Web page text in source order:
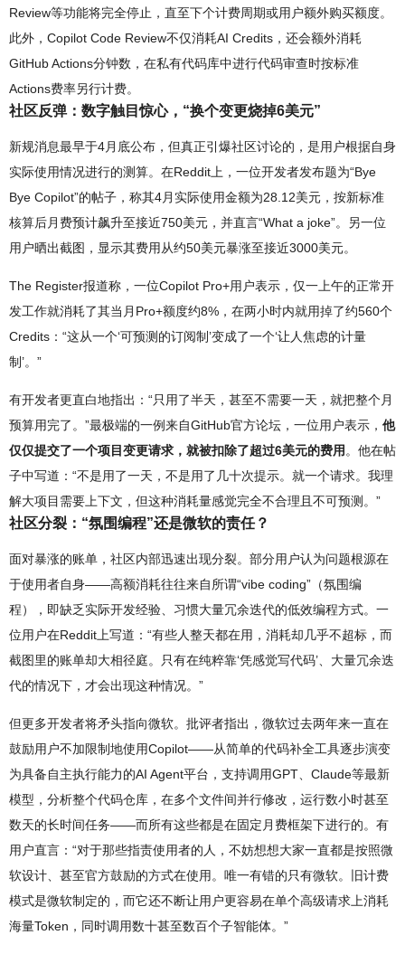
Review等功能将完全停止，直至下个计费周期或用户额外购买额度。
此外，Copilot Code Review不仅消耗AI Credits，还会额外消耗
GitHub Actions分钟数，在私有代码库中进行代码审查时按标准
Actions费率另行计费。
社区反弹：数字触目惊心，“换个变更烧掉6美元”
新规消息最早于4月底公布，但真正引爆社区讨论的，是用户根据自身
实际使用情况进行的测算。在Reddit上，一位开发者发布题为“Bye
Bye Copilot”的帖子，称其4月实际使用金额为28.12美元，按新标准
核算后月费预计飙升至接近750美元，并直言“What a joke”。另一位
用户晒出截图，显示其费用从约50美元暴涨至接近3000美元。
The Register报道称，一位Copilot Pro+用户表示，仅一上午的正常开
发工作就消耗了其当月Pro+额度约8%，在两小时内就用掉了约560个
Credits：“这从一个‘可预测的订阅制’变成了一个‘让人焦虑的计量
制’。”
有开发者更直白地指出：“只用了半天，甚至不需要一天，就把整个月
预算用完了。”最极端的一例来自GitHub官方论坛，一位用户表示， 他
仅仅提交了一个项目变更请求，就被扣除了超过6美元的费用 。他在帖
子中写道：“不是用了一天，不是用了几十次提示。就一个请求。我理
解大项目需要上下文，但这种消耗量感觉完全不合理且不可预测。”
社区分裂：“氛围编程”还是微软的责任？
面对暴涨的账单，社区内部迅速出现分裂。部分用户认为问题根源在
于使用者自身——高额消耗往往来自所谓“vibe coding”（氛围编
程），即缺乏实际开发经验、习惯大量冗余迭代的低效编程方式。一
位用户在Reddit上写道：“有些人整天都在用，消耗却几乎不超标，而
截图里的账单却大相径庭。只有在纯粹靠‘凭感觉写代码’、大量冗余迭
代的情况下，才会出现这种情况。”
但更多开发者将矛头指向微软。批评者指出，微软过去两年来一直在
鼓励用户不加限制地使用Copilot——从简单的代码补全工具逐步演变
为具备自主执行能力的AI Agent平台，支持调用GPT、Claude等最新
模型，分析整个代码仓库，在多个文件间并行修改，运行数小时甚至
数天的长时间任务——而所有这些都是在固定月费框架下进行的。有
用户直言：“对于那些指责使用者的人，不妨想想大家一直都是按照微
软设计、甚至官方鼓励的方式在使用。唯一有错的只有微软。旧计费
模式是微软制定的，而它还不断让用户更容易在单个高级请求上消耗
海量Token，同时调用数十甚至数百个子智能体。”